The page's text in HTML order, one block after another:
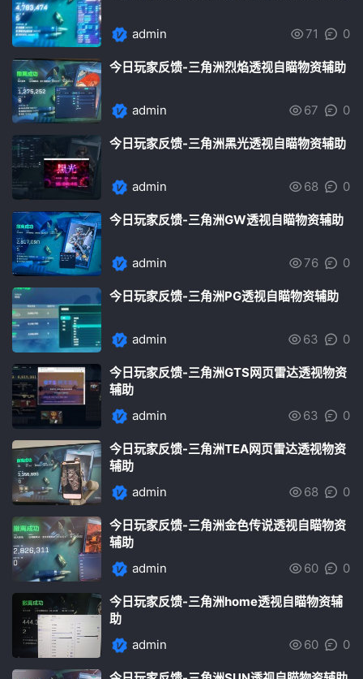
admin 71 0
今日玩家反馈-三角洲烈焰透视自瞄物资辅助
admin 67 0
今日玩家反馈-三角洲黑光透视自瞄物资辅助
admin 68 0
今日玩家反馈-三角洲GW透视自瞄物资辅助
admin 76 0
今日玩家反馈-三角洲PG透视自瞄物资辅助
admin 63 0
今日玩家反馈-三角洲GTS网页雷达透视物资
辅助
admin
63 0
今日玩家反馈-三角洲TEA网页雷达透视物资
辅助
admin
68 0
今日玩家反馈-三角洲金色传说透视自瞄物资
辅助
admin
60 0
今日玩家反馈-三角洲home透视自瞄物资辅
助
admin
60 0